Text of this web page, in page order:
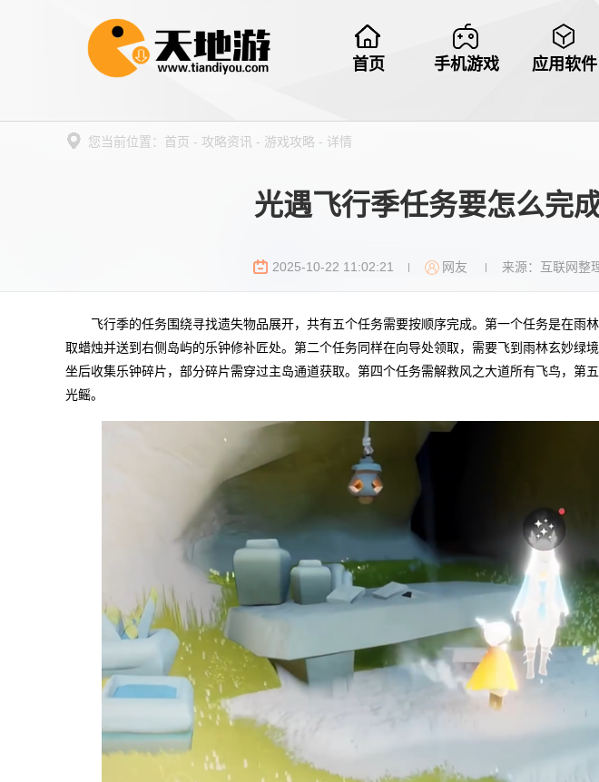
首页 手机游戏 应用软件
您当前位置： 首页 - 攻略资讯 - 游戏攻略 - 详情
光遇飞行季任务要怎么完
2025-10-22 11:02:21 | 网友 | 来源：互联网整
飞行季的任务围绕寻找遗失物品展开，共有五个任务需要按顺序完成。第一个任务是在雨
取蜡烛并送到右侧岛屿的乐钟修补匠处。第二个任务同样在向导处领取，需要飞到雨林玄妙绿
坐后收集乐钟碎片，部分碎片需穿过主岛通道获取。第四个任务需解救风之大道所有飞鸟，第
光鳐。